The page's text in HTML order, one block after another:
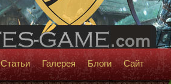
Статьи Галерея Блоги Сайт